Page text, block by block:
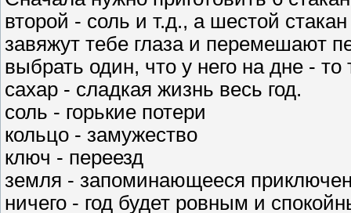
второй - соль и т.д., а шестой
завяжут тебе глаза и перемешают
выбрать один, что у него на дне - то
сахар - сладкая жизнь весь год.
соль - горькие потери
кольцо - замужество
ключ - переезд
земля - запоминающееся
ничего - год будет ровным и